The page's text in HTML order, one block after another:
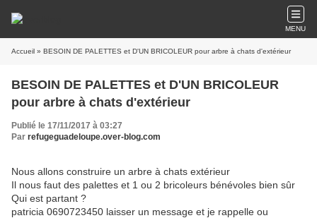
MENU
Accueil » BESOIN DE PALETTES et D'UN BRICOLEUR pour arbre à chats d'extérieur
BESOIN DE PALETTES et D'UN BRICOLEUR
pour arbre à chats d'extérieur
Publié le 17/11/2017 à 03:27
Par refugeguadeloupe.over-blog.com
Nous allons construire un arbre à chats extérieur
Il nous faut des palettes et 1 ou 2 bricoleurs bénévoles bien sûr
Qui est partant ?
patricia 0690723450 laisser un message et je rappelle ou